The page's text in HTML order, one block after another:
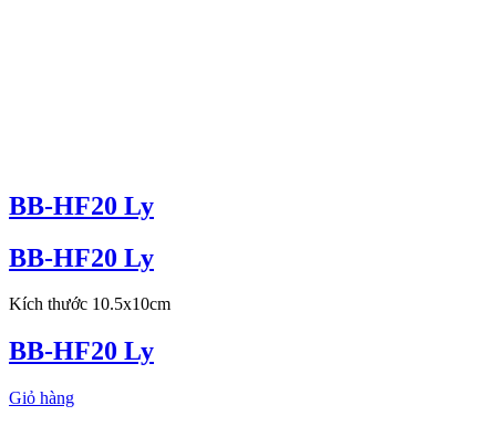
BB-HF20 Ly
BB-HF20 Ly
Kích thước 10.5x10cm
BB-HF20 Ly
Giỏ hàng